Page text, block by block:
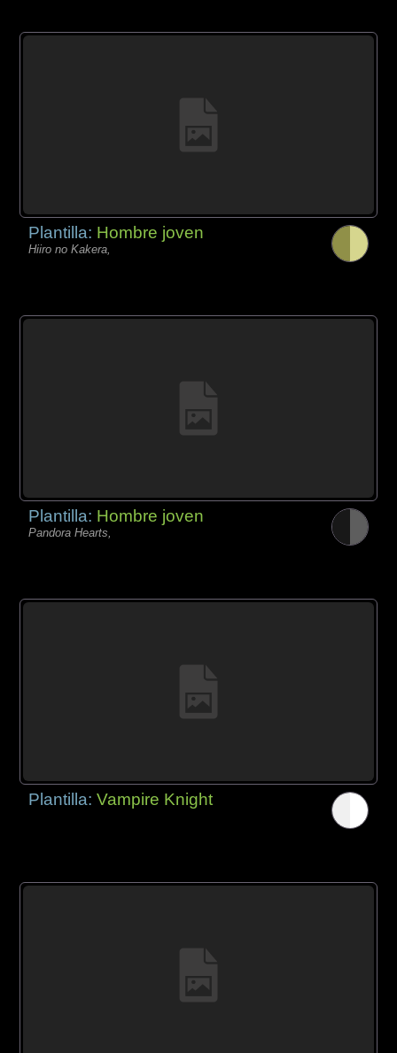
Plantilla: Hombre joven
Hiiro no Kakera,
Plantilla: Hombre joven
Pandora Hearts,
Plantilla:Vampire Knight